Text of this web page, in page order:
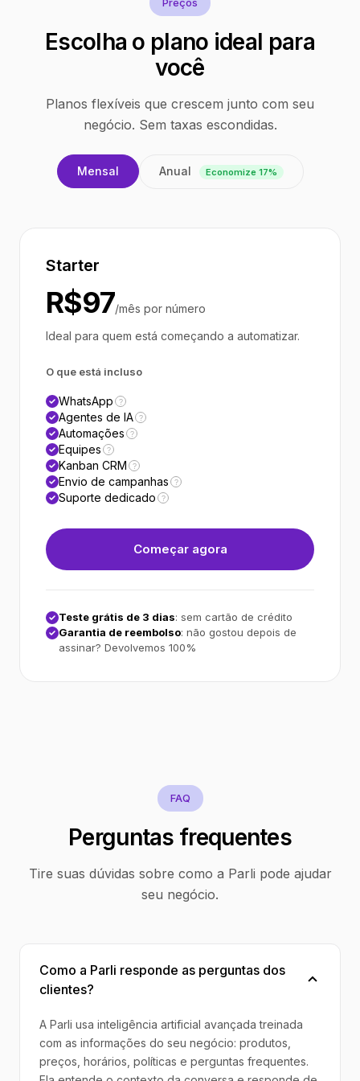
Escolha o plano ideal para
você
Planos flexíveis que crescem junto com seu
negócio. Sem taxas escondidas.
Mensal Anual Economize 17%
Starter
R$97/mês por número
Ideal para quem está começando a automatizar.
O que está incluso
WhatsApp ?
Agentes de IA ?
Automações ?
Equipes ?
Kanban CRM ?
Envio de campanhas ?
Suporte dedicado ?
Começar agora
Teste grátis de 3 dias: sem cartão de crédito
Garantia de reembolso: não gostou depois de
assinar? Devolvemos 100%
FAQ
Perguntas frequentes
Tire suas dúvidas sobre como a Parli pode ajudar
seu negócio.
Como a Parli responde as perguntas dos
clientes?
A Parli usa inteligência artificial avançada treinada
com as informações do seu negócio: produtos,
preços, horários, políticas e perguntas frequentes.